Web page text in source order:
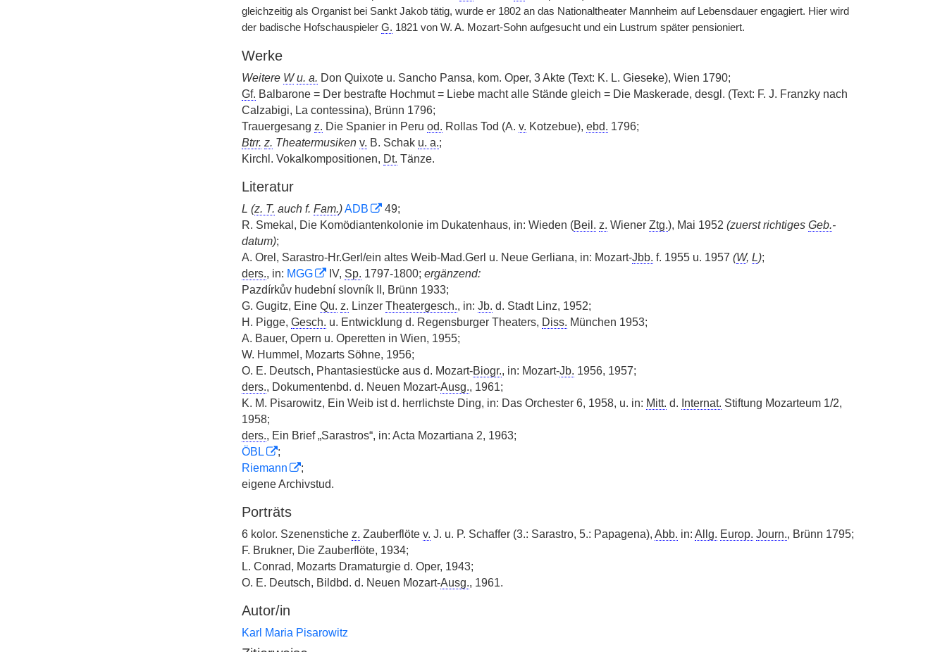
gleichzeitig als Organist bei Sankt Jakob tätig, wurde er 1802 an das Nationaltheater Mannheim auf Lebensdauer engagiert. Hier wird
der badische Hofschauspieler G. 1821 von W. A. Mozart-Sohn aufgesucht und ein Lustrum später pensioniert.
Werke
Weitere W u. a. Don Quixote u. Sancho Pansa, kom. Oper, 3 Akte (Text: K. L. Gieseke), Wien 1790;
Gf. Balbarone = Der bestrafte Hochmut = Liebe macht alle Stände gleich = Die Maskerade, desgl. (Text: F. J. Franzky nach
Calzabigi, La contessina), Brünn 1796;
Trauergesang z. Die Spanier in Peru od. Rollas Tod (A. v. Kotzebue), ebd. 1796;
Btrr. z. Theatermusiken v. B. Schak u. a.;
Kirchl. Vokalkompositionen, Dt. Tänze.
Literatur
L (z. T. auch f. Fam.)ADB
49;
R. Smekal, Die Komödiantenkolonie im Dukatenhaus, in: Wieden (Beil. z. Wiener Ztg.), Mai 1952 (zuerst richtiges Geb.-
datum);
A. Orel, Sarastro-Hr.Gerl/ein altes Weib-Mad.Gerl u. Neue Gerliana, in: Mozart-Jbb. f. 1955 u. 1957 (W, L);
ders., in: MGG IV, Sp. 1797-1800; ergänzend:
Pazdírkův hudební slovník II, Brünn 1933;
G. Gugitz, Eine Qu. z. Linzer Theatergesch., in: Jb. d. Stadt Linz, 1952;
H. Pigge, Gesch. u. Entwicklung d. Regensburger Theaters, Diss. München 1953;
A. Bauer, Opern u. Operetten in Wien, 1955;
W. Hummel, Mozarts Söhne, 1956;
O. E. Deutsch, Phantasiestücke aus d. Mozart-Biogr., in: Mozart-Jb. 1956, 1957;
ders., Dokumentenbd. d. Neuen Mozart-Ausg., 1961;
K. M. Pisarowitz, Ein Weib ist d. herrlichste Ding, in: Das Orchester 6, 1958, u. in: Mitt. d. Internat. Stiftung Mozarteum 1/2,
1958;
ders., Ein Brief „Sarastros“, in: Acta Mozartiana 2, 1963;
ÖBL
;
Riemann
;
eigene Archivstud.
Porträts
6 kolor. Szenenstiche z. Zauberflöte v. J. u. P. Schaffer (3.: Sarastro, 5.: Papagena), Abb. in: Allg. Europ. Journ., Brünn 1795;
F. Brukner, Die Zauberflöte, 1934;
L. Conrad, Mozarts Dramaturgie d. Oper, 1943;
O. E. Deutsch, Bildbd. d. Neuen Mozart-Ausg., 1961.
Autor/in
Karl Maria Pisarowitz